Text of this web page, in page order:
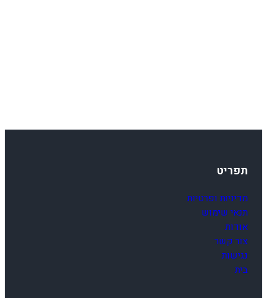
תפריט
מדיניות ופרטיות
תנאי שימוש
אודות
צור קשר
נגישות
בית